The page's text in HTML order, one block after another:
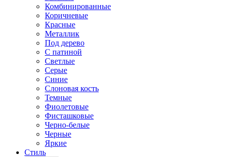
Комбинированные
Коричневые
Красные
Металлик
Под дерево
С патиной
Светлые
Серые
Синие
Слоновая кость
Темные
Фиолетовые
Фисташковые
Черно-белые
Черные
Яркие
Стиль